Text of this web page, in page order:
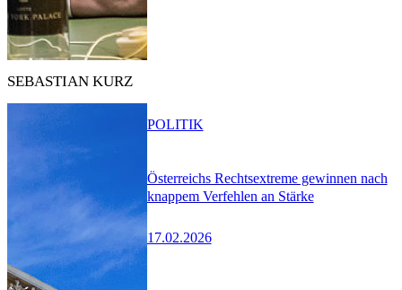
SEBASTIAN KURZ
Österreichs Rechtsextreme gewinnen nach
knappem Verfehlen an Stärke
17.02.2026
POLITIK